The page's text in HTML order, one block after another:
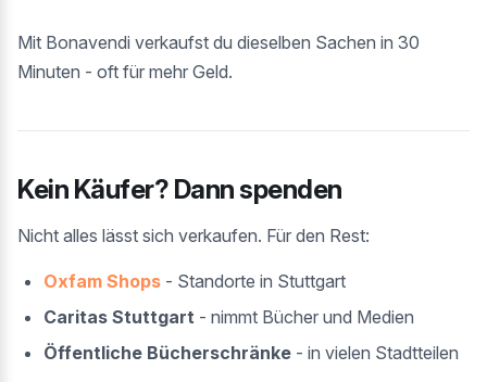
Mit Bonavendi verkaufst du dieselben Sachen in 30
Minuten - oft für mehr Geld.
Kein Käufer? Dann spenden
Nicht alles lässt sich verkaufen. Für den Rest:
Oxfam Shops - Standorte in Stuttgart
Caritas Stuttgart - nimmt Bücher und Medien
Öffentliche Bücherschränke - in vielen Stadtteilen